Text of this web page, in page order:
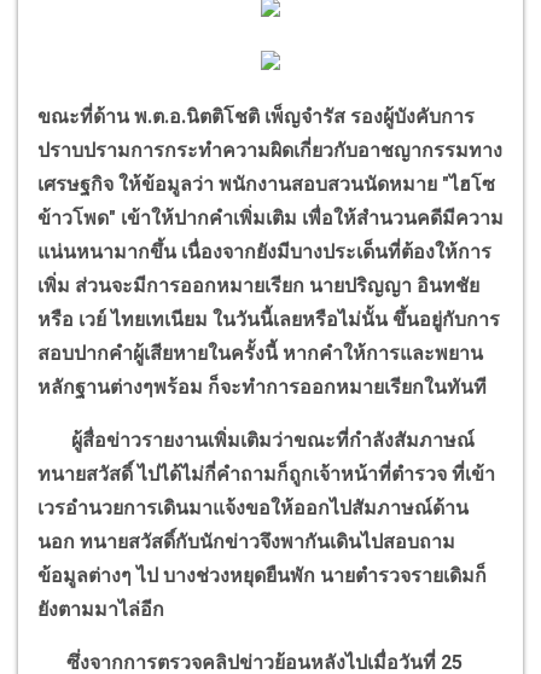
ขณะที่ด้าน พ.ต.อ.นิตติโชติ เพ็ญจำรัส รองผู้บังคับการ
ปราบปรามการกระทำความผิดเกี่ยวกับอาชญากรรมทาง
เศรษฐกิจ ให้ข้อมูลว่า พนักงานสอบสวนนัดหมาย "ไฮโซ
ข้าวโพด" เข้าให้ปากคำเพิ่มเติม เพื่อให้สำนวนคดีมีความ
แน่นหนามากขึ้น เนื่องจากยังมีบางประเด็นที่ต้องให้การ
เพิ่ม ส่วนจะมีการออกหมายเรียก นายปริญญา อินทชัย
หรือ เวย์ ไทยเทเนียม ในวันนี้เลยหรือไม่นั้น ขึ้นอยู่กับการ
สอบปากคำผู้เสียหายในครั้งนี้ หากคำให้การและพยาน
หลักฐานต่างๆพร้อม ก็จะทำการออกหมายเรียกในทันที
ผู้สื่อข่าวรายงานเพิ่มเติมว่าขณะที่กำลังสัมภาษณ์
ทนายสวัสดิ์ ไปได้ไม่กี่คำถามก็ถูกเจ้าหน้าที่ตำรวจ ที่เข้า
เวรอำนวยการเดินมาแจ้งขอให้ออกไปสัมภาษณ์ด้าน
นอก ทนายสวัสดิ์กับนักข่าวจึงพากันเดินไปสอบถาม
ข้อมูลต่างๆ ไป บางช่วงหยุดยืนพัก นายตำรวจรายเดิมก็
ยังตามมาไล่อีก
ซึ่งจากการตรวจคลิปข่าวย้อนหลังไปเมื่อวันที่ 25